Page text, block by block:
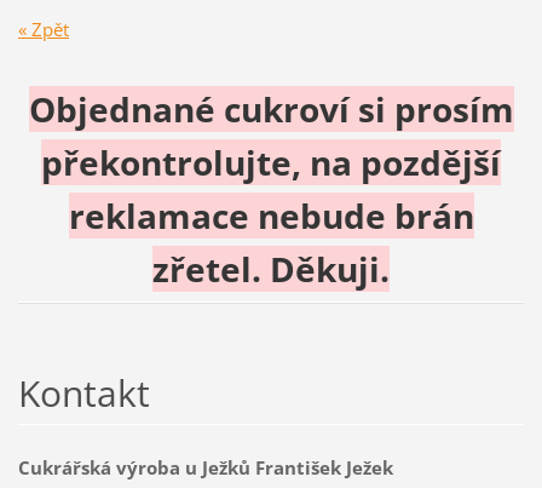
« Zpět
Objednané cukroví si prosím
překontrolujte, na pozdější
reklamace nebude brán
zřetel. Děkuji.
Kontakt
Cukrářská výroba u Ježků František Ježek